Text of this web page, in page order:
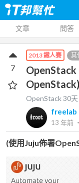
文章 問答
2013 鐵人賽 其
OpenStack
OpenStack 30天
freelab
13 年前 ‧
7
(使用Juju佈署